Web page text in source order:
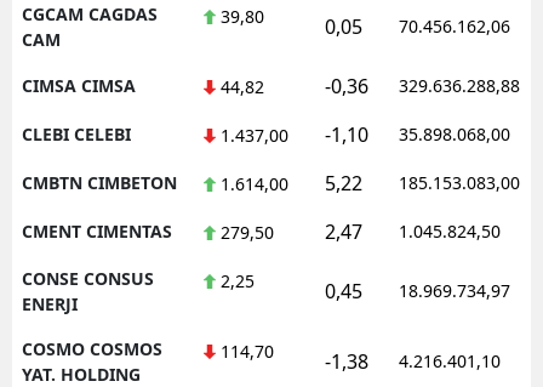
CGCAM CAGDAS
CAM
39,80 0,05 70.456.162,06
CIMSA CIMSA 44,82 -0,36 329.636.288,88
CLEBI CELEBI 1.437,00 -1,10 35.898.068,00
CMBTN CIMBETON 1.614,00 5,22 185.153.083,00
CMENT CIMENTAS 279,50 2,47 1.045.824,50
CONSE CONSUS
ENERJI
2,25 0,45 18.969.734,97
COSMO COSMOS
YAT. HOLDING
114,70 -1,38 4.216.401,10